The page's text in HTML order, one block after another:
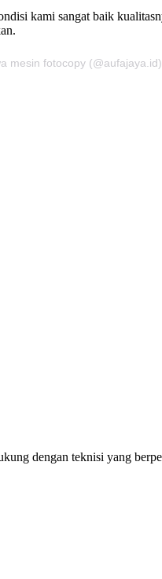
kami sangat baik
mesin fotocopy (@aufajaya.id)
dengan teknisi yang